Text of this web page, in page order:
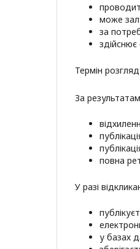
може
за
здійснює
Термін
За
повна
У разі
у базах